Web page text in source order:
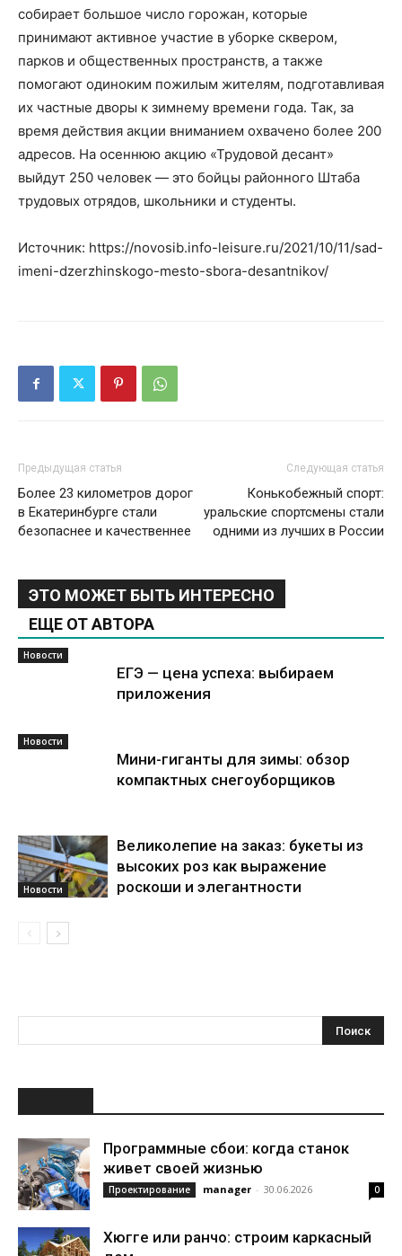
собирает большое число горожан, которые
принимают активное участие в уборке сквером,
парков и общественных пространств, а также
помогают одиноким пожилым жителям, подготавливая
их частные дворы к зимнему времени года. Так, за
время действия акции вниманием охвачено более 200
адресов. На осеннюю акцию «Трудовой десант»
выйдут 250 человек — это бойцы районного Штаба
трудовых отрядов, школьники и студенты.
Источник: https://novosib.info-leisure.ru/2021/10/11/sad-
imeni-dzerzhinskogo-mesto-sbora-desantnikov/
Предыдущая статья
Более 23 километров дорог
в Екатеринбурге стали
безопаснее и качественнее
Следующая статья
Конькобежный спорт:
уральские спортсмены стали
одними из лучших в России
ЭТО МОЖЕТ БЫТЬ ИНТЕРЕСНО
ЕЩЕ ОТ АВТОРА
Новости
ЕГЭ — цена успеха: выбираем
приложения
Новости
Мини-гиганты для зимы: обзор
компактных снегоуборщиков
Новости
Великолепие на заказ: букеты из
высоких роз как выражение
роскоши и элегантности
Программные сбои: когда станок
живет своей жизнью
Проектирование manager - 30.06.2026 0
Хюгге или ранчо: строим каркасный